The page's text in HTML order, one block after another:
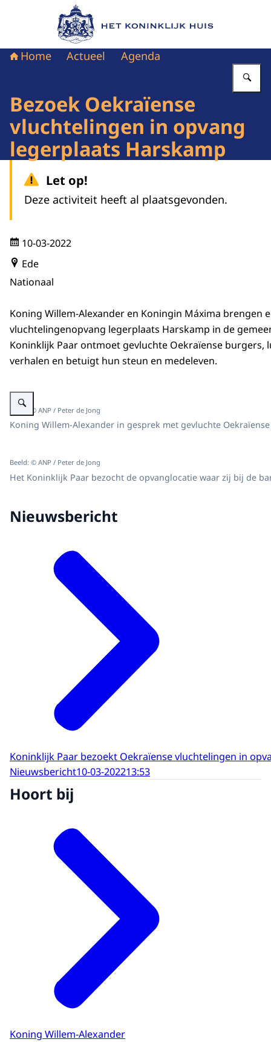
Naar de homepage van Het Koninklijk Huis
Home Actueel Agenda
Bezoek Oekraïense
vluchtelingen in opvang
legerplaats Harskamp
Let op!
Deze activiteit heeft al plaatsgevonden.
10-03-2022
Ede
Nationaal
Koning Willem-Alexander en Koningin Máxima brengen
vluchtelingenopvang legerplaats Harskamp in de
Koninklijk Paar ontmoet gevluchte Oekraïense burgers,
verhalen en betuigt hun steun en medeleven.
Vergroot afbeelding Koning Willem-Alexander in gesprek met anderen
Beeld: © ANP / Peter de Jong
Koning Willem-Alexander in gesprek met gevluchte
Beeld: © ANP / Peter de Jong
Het Koninklijk Paar bezocht de opvanglocatie waar zij bij de
Nieuwsbericht
Koninklijk Paar bezoekt Oekraïense vluchtelingen in
Nieuwsbericht10-03-202213:53
Hoort bij
Koning Willem-Alexander